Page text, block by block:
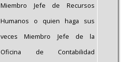
Miembro Jefe de Recursos
Humanos o quien haga sus
veces Miembro Jefe de la
Oficina de Contabilidad